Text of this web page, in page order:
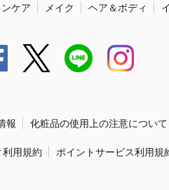
ケア メイク ヘア＆ボディ
報 化粧品の使用上の注意について
用規約 ポイントサービス利用規